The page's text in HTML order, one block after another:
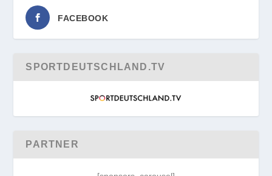
FACEBOOK
SPORTDEUTSCHLAND.TV
PARTNER